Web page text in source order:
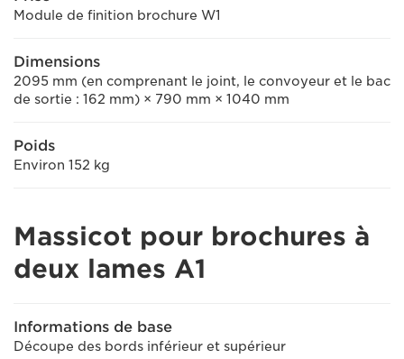
Module de finition brochure W1
Dimensions
2095 mm (en comprenant le joint, le convoyeur et le bac
de sortie : 162 mm) × 790 mm × 1040 mm
Poids
Environ 152 kg
Massicot pour brochures à
deux lames A1
Informations de base
Découpe des bords inférieur et supérieur